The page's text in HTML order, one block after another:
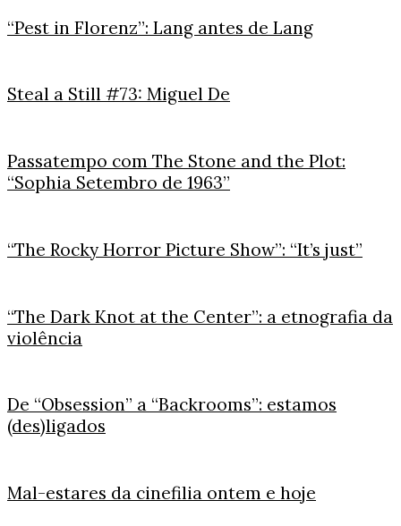
“Pest in Florenz”: Lang antes de Lang
Steal a Still #73: Miguel De
Passatempo com The Stone and the Plot:
“Sophia Setembro de 1963”
“The Rocky Horror Picture Show”: “It’s just”
“The Dark Knot at the Center”: a etnografia da
violência
De “Obsession” a “Backrooms”: estamos
(des)ligados
Mal-estares da cinefilia ontem e hoje